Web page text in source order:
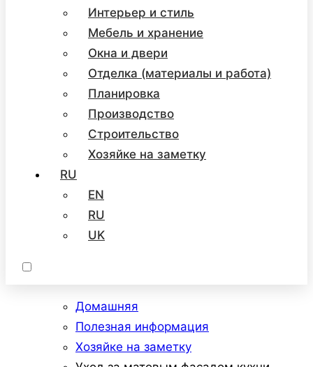
Интерьер и стиль
Мебель и хранение
Окна и двери
Отделка (материалы и работа)
Планировка
Производство
Строительство
Хозяйке на заметку
RU
EN
RU
UK
Домашняя
Полезная информация
Хозяйке на заметку